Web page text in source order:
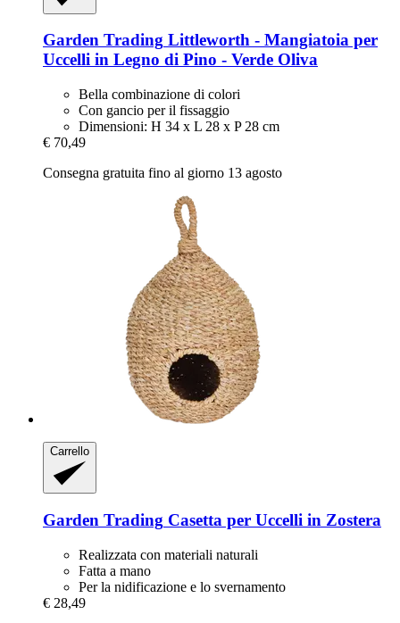
Garden Trading Littleworth -​ Mangiatoia per
Uccelli in Legno di Pino -​ Verde Oliva
Bella combinazione di colori
Con gancio per il fissaggio
Dimensioni: H 34 x L 28 x P 28 cm
€ 70,49
Consegna gratuita fino al giorno 13 agosto
Carrello
Garden Trading Casetta per Uccelli in Zostera
Realizzata con materiali naturali
Fatta a mano
Per la nidificazione e lo svernamento
€ 28,49